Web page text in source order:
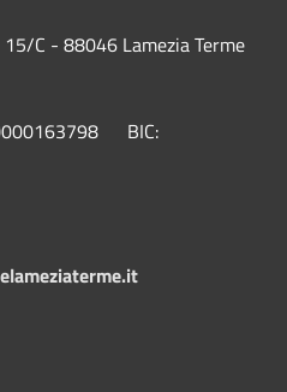
C - 88046 Lamezia Terme
BIC: